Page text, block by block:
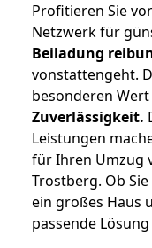
Profitieren Sie
Netzwerk für
Beiladung
vonstattengeht.
besonderen
Zuverlässigkeit.
Leistungen
für Ihren Umzug
Trostberg. Ob
ein großes Haus
passende